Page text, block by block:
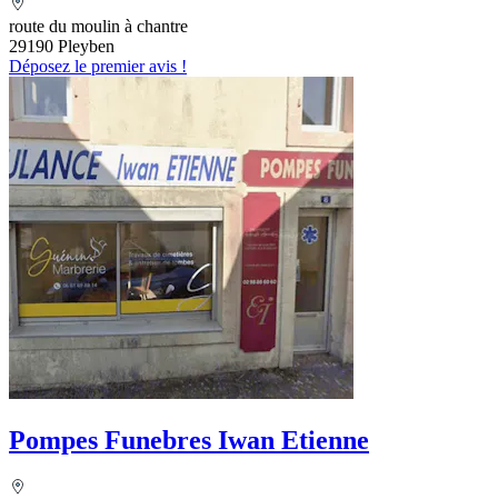
route du moulin à chantre
29190 Pleyben
Déposez le premier avis !
Pompes Funebres Iwan Etienne